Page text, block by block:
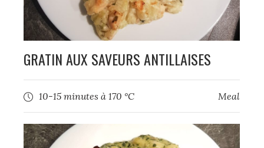
GRATIN AUX SAVEURS ANTILLAISES
10-15 minutes à 170 °C Meal